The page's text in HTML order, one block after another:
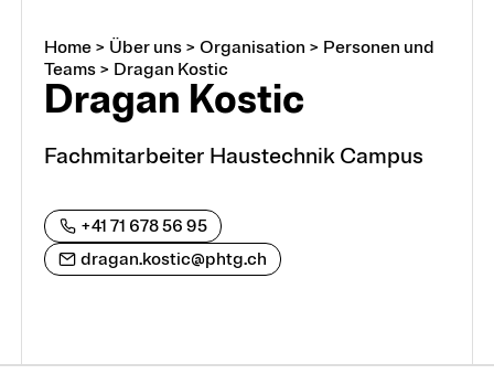
Über uns
Arbeiten an der PHTG
Lehrstellen
Home> Über uns> Organisation > Personen und
Teams> Dragan Kostic
Dragan Kostic
Fachmitarbeiter Haustechnik Campus
+41 71 678 56 95
dragan.kostic@phtg.ch